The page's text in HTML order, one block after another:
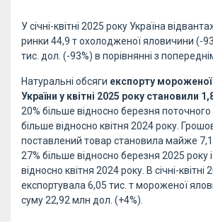
У січні-квітні 2025 року Україна
ринки 44,9 т охолодженої яловичини (-
тис. дол. (-93%) в порівнянні з
Натуральні обсяги експорту
України у квітні 2025 року становили
20% більше відносно березня поточного
більше відносно квітня 2024 року.
поставлений товар становила майже
27% більше відносно березня 2025 року
відносно квітня 2024 року. В січні-квітні
експортувала 6,05 тис. т мороженої
суму 22,92 млн дол. (+4%).